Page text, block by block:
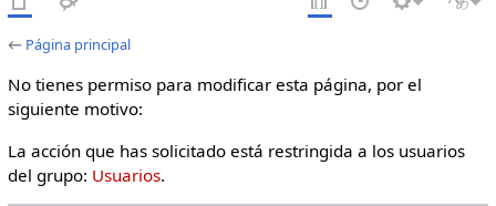
← Página principal
No tienes permiso para modificar esta página, por el
siguiente motivo:
La acción que has solicitado está restringida a los usuarios
del grupo: Usuarios.